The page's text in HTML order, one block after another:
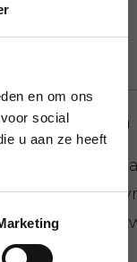
en om ons
social
u aan ze heeft
życia
limit wagi
od razu
Nie daj się
się.